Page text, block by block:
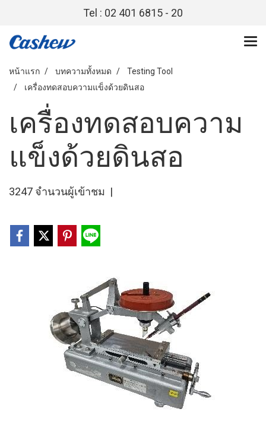
Tel : 02 401 6815 - 20
หน้าแรก บทความทั้งหมด
Testing Tool
เครื่องทดสอบความแข็งด้วยดินสอ
เครื่องทดสอบความ
แข็งด้วยดินสอ
3247 จำนวนผู้เข้าชม |